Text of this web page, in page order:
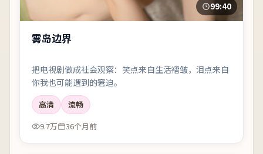
99:40
雾岛边界
把电视剧做成社会观察：笑点来自生活褶皱，泪点来自
你我也可能遇到的窘迫。
高清
流畅
9.7万
36个月前